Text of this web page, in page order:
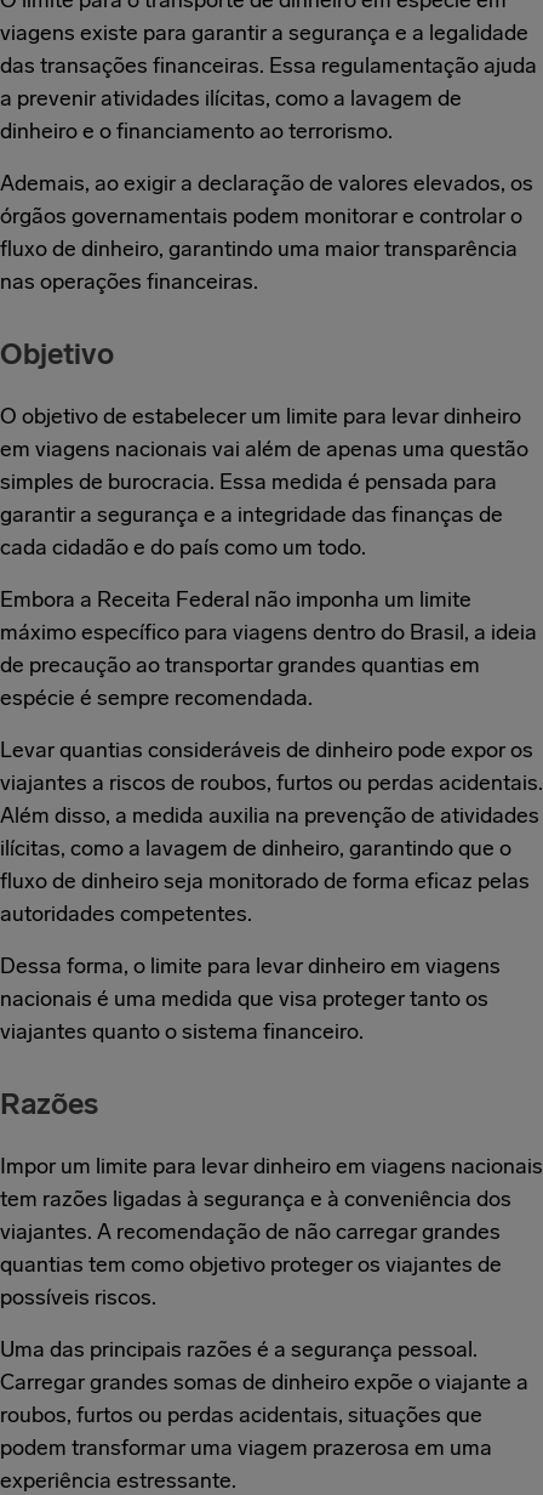
viagens existe para garantir a segurança e a legalidade
das transações financeiras. Essa regulamentação ajuda
a prevenir atividades ilícitas, como a lavagem de
dinheiro e o financiamento ao terrorismo.
Ademais, ao exigir a declaração de valores elevados, os
órgãos governamentais podem monitorar e controlar o
fluxo de dinheiro, garantindo uma maior transparência
nas operações financeiras.
Objetivo
O objetivo de estabelecer um limite para levar dinheiro
em viagens nacionais vai além de apenas uma questão
simples de burocracia. Essa medida é pensada para
garantir a segurança e a integridade das finanças de
cada cidadão e do país como um todo.
Embora a Receita Federal não imponha um limite
máximo específico para viagens dentro do Brasil, a ideia
de precaução ao transportar grandes quantias em
espécie é sempre recomendada.
Levar quantias consideráveis de dinheiro pode expor os
viajantes a riscos de roubos, furtos ou perdas acidentais.
Além disso, a medida auxilia na prevenção de atividades
ilícitas, como a lavagem de dinheiro, garantindo que o
fluxo de dinheiro seja monitorado de forma eficaz pelas
autoridades competentes.
Dessa forma, o limite para levar dinheiro em viagens
nacionais é uma medida que visa proteger tanto os
viajantes quanto o sistema financeiro.
Razões
Impor um limite para levar dinheiro em viagens nacionais
tem razões ligadas à segurança e à conveniência dos
viajantes. A recomendação de não carregar grandes
quantias tem como objetivo proteger os viajantes de
possíveis riscos.
Uma das principais razões é a segurança pessoal.
Carregar grandes somas de dinheiro expõe o viajante a
roubos, furtos ou perdas acidentais, situações que
podem transformar uma viagem prazerosa em uma
experiência estressante.